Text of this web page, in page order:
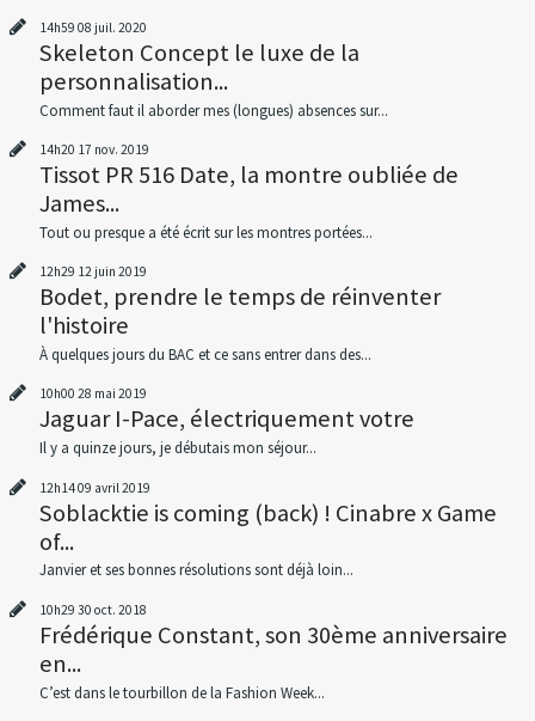
14h59 08 juil. 2020
Skeleton Concept le luxe de la
personnalisation...
Comment faut il aborder mes (longues) absences sur...
14h20 17 nov. 2019
Tissot PR 516 Date, la montre oubliée de
James...
Tout ou presque a été écrit sur les montres portées...
12h29 12 juin 2019
Bodet, prendre le temps de réinventer
l'histoire
À quelques jours du BAC et ce sans entrer dans des...
10h00 28 mai 2019
Jaguar I-Pace, électriquement votre
Il y a quinze jours, je débutais mon séjour...
12h1409 avril 2019
Soblacktie is coming (back) ! Cinabre x Game
of...
Janvier et ses bonnes résolutions sont déjà loin...
10h29 30 oct. 2018
Frédérique Constant, son 30ème anniversaire
en...
C’est dans le tourbillon de la Fashion Week...